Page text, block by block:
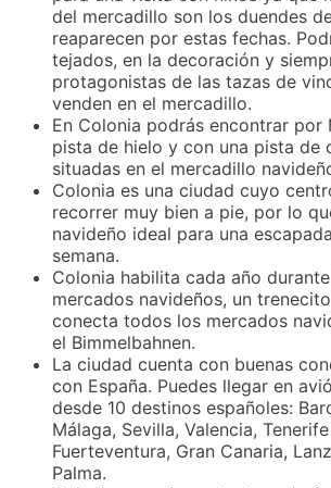
del mercadillo son los duendes
reaparecen por estas fechas.
tejados, en la decoración y
protagonistas de las tazas de
venden en el mercadillo.
En Colonia podrás encontrar por
pista de hielo y con una pista de
situadas en el mercadillo
Colonia es una ciudad cuyo
recorrer muy bien a pie, por lo
navideño ideal para una
semana.
Colonia habilita cada año
mercados navideños, un
conecta todos los mercados
el Bimmelbahnen.
La ciudad cuenta con buenas
con España. Puedes llegar en
desde 10 destinos españoles:
Málaga, Sevilla, Valencia, Tenerife
Fuerteventura, Gran Canaria,
Palma.